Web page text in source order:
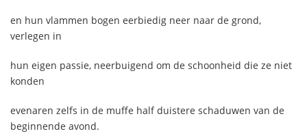
en hun vlammen bogen eerbiedig neer naar de grond,
verlegen in
hun eigen passie, neerbuigend om de schoonheid die ze niet
konden
evenaren zelfs in de muffe half duistere schaduwen van de
beginnende avond.